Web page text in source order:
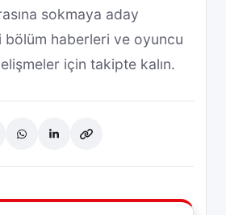
sokmaya aday
bölüm haberleri ve oyuncu
için takipte kalın.